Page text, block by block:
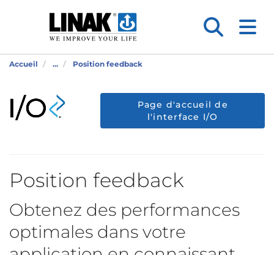
Accueil ... Position feedback
Page d'accueil de
l'interface I/O
Position feedback
Obtenez des performances
optimales dans votre